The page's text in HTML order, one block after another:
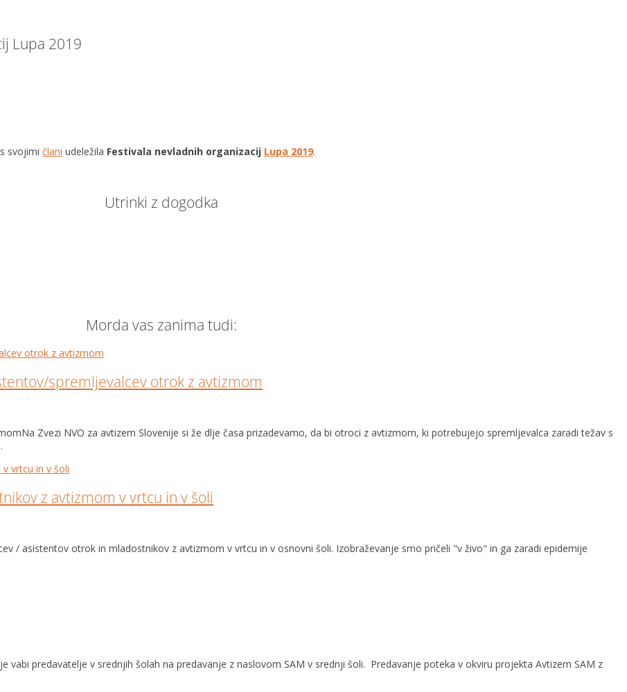
Lupa 2019
s svojimi člani udeležila Festivala nevladnih organizacij Lupa 2019.
Utrinki z dogodka
Morda vas zanima tudi:
spremljevalcev otrok z avtizmom
Zvezi NVO za avtizem Slovenije si že dlje časa prizadevamo, da bi otroci z avtizmom, ki potrebujejo spremljevalca zaradi težav s
z avtizmom v vrtcu in v šoli
/ asistentov otrok in mladostnikov z avtizmom v vrtcu in v osnovni šoli. Izobraževanje smo pričeli "v živo" in ga zaradi epidemije
vabi predavatelje v srednjih šolah na predavanje z naslovom SAM v srednji šoli. Predavanje poteka v okviru projekta Avtizem SAM z